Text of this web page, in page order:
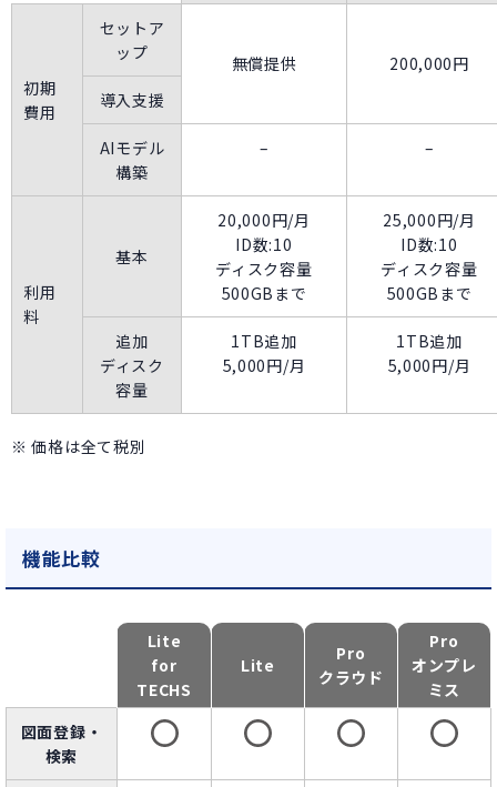
初期
費用
セットア
ップ
無償提供
200,000円
導入支援
AIモデル
構築
– –
利用
料
基本
20,000円/月
ID数:10
ディスク容量
500GBまで
25,000円/月
ID数:10
ディスク容量
500GBまで
追加
ディスク
容量
1TB追加
5,000円/月
1TB追加
5,000円/月
※ 価格は全て税別
機能比較
Lite
for
TECHS
Lite
Pro
クラウド
Pro
オンプレ
ミス
図面登録・
検索